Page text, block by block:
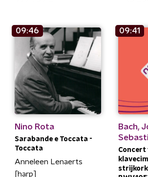
09:46
Nino Rota
Sarabande e Toccata -
Toccata
Anneleen Lenaerts
[harp]
09:41
Bach,
Concert